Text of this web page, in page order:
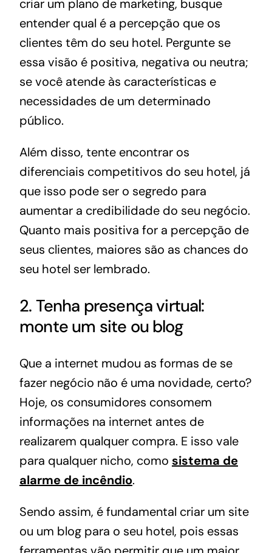
criar um plano de marketing, busque
entender qual é a percepção que os
clientes têm do seu hotel. Pergunte se
essa visão é positiva, negativa ou neutra;
se você atende às características e
necessidades de um determinado
público.
Além disso, tente encontrar os
diferenciais competitivos do seu hotel, já
que isso pode ser o segredo para
aumentar a credibilidade do seu negócio.
Quanto mais positiva for a percepção de
seus clientes, maiores são as chances do
seu hotel ser lembrado.
2. Tenha presença virtual:
monte um site ou blog
Que a internet mudou as formas de se
fazer negócio não é uma novidade, certo?
Hoje, os consumidores consomem
informações na internet antes de
realizarem qualquer compra. E isso vale
para qualquer nicho, como sistema de
alarme de incêndio.
Sendo assim, é fundamental criar um site
ou um blog para o seu hotel, pois essas